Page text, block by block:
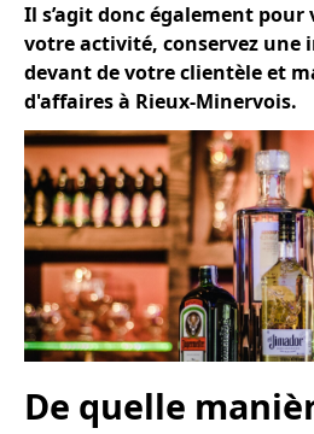
Il s’agit donc également pour
votre activité, conservez une
devant de votre clientèle et
d'affaires à Rieux-Minervois.
De quelle